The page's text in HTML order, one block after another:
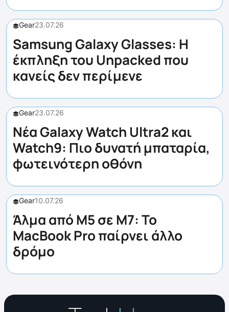
Gear23.07.26
Samsung Galaxy Glasses: Η
έκπληξη του Unpacked που
κανείς δεν περίμενε
Gear23.07.26
Νέα Galaxy Watch Ultra2 και
Watch9: Πιο δυνατή μπαταρία,
φωτεινότερη οθόνη
Gear10.07.26
Άλμα από M5 σε M7: Το
MacBook Pro παίρνει άλλο
δρόμο